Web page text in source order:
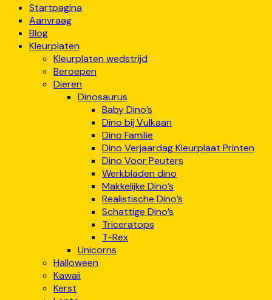
Startpagina
Aanvraag
Blog
Kleurplaten
Kleurplaten wedstrijd
Beroepen
Dieren
Dinosaurus
Baby Dino’s
Dino bij Vulkaan
Dino Familie
Dino Verjaardag Kleurplaat Printen
Dino Voor Peuters
Werkbladen dino
Makkelijke Dino’s
Realistische Dino’s
Schattige Dino’s
Triceratops
T-Rex
Unicorns
Halloween
Kawaii
Kerst